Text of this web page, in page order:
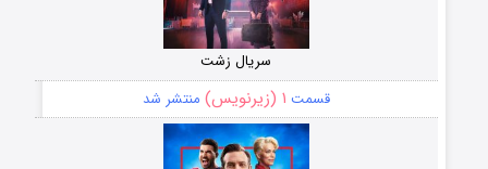
سریال زشت
قسمت ۱ (زیرنویس) منتشر شد